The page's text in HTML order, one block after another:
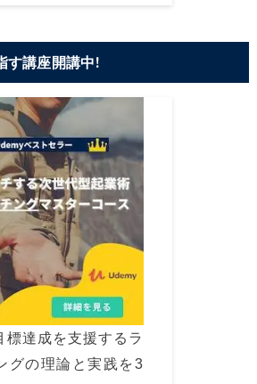
す講座開講中!
標達成を支援するラ
グの理論と実践を3